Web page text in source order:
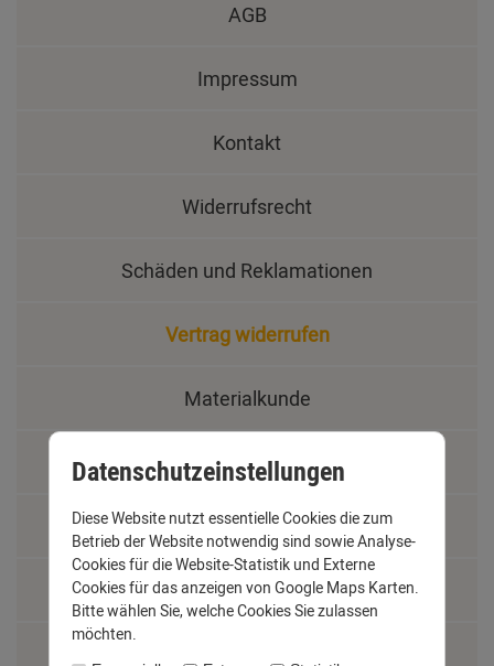
AGB
Impressum
Kontakt
Widerrufsrecht
Schäden und Reklamationen
Vertrag widerrufen
Materialkunde
Fachbegriffe
Jobs
Montage und Installationshilfen
Datenschutzeinstellungen
Diese Website nutzt essentielle Cookies die zum
Betrieb der Website notwendig sind sowie Analyse-
Cookies für die Website-Statistik und Externe
Cookies für das anzeigen von Google Maps Karten.
Bitte wählen Sie, welche Cookies Sie zulassen
möchten.